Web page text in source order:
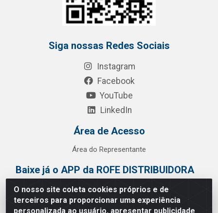
O nosso site coleta cookies próprios e de
terceiros para proporcionar uma experiência
personalizada ao usuário, apresentar publicidade
Siga nossas Redes Sociais
Instagram
Facebook
YouTube
LinkedIn
Área de Acesso
Área do Representante
Baixe já o APP da ROFE DISTRIBUIDORA